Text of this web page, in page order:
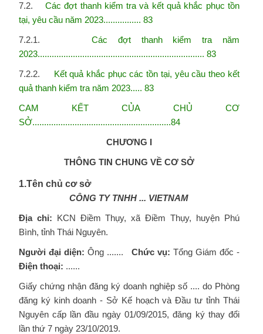
7.2. Các đợt thanh kiểm tra và kết quả khắc phục tồn
tại, yêu cầu năm 2023................ 83
7.2.1.Các đợt thanh kiểm tra năm
2023....................................................................... 83
7.2.2. Kết quả khắc phục các tồn tại, yêu cầu theo kết
quả thanh kiểm tra năm 2023..... 83
CAM KẾT CỦA CHỦ CƠ
SỞ...........................................................84
CHƯƠNG I
THÔNG TIN CHUNG VỀ CƠ SỞ
1.Tên chủ cơ sở
CÔNG TY TNHH ... VIETNAM
Địa chỉ: KCN Điềm Thụy, xã Điềm Thụy, huyện Phú
Bình, tỉnh Thái Nguyên.
Người đại diện: Ông .......Chức vụ:Tổng Giám đốc -
Điện thoại: ......
Giấy chứng nhận đăng ký doanh nghiệp số .... do Phòng
đăng ký kinh doanh - Sở Kế hoạch và Đầu tư tỉnh Thái
Nguyên cấp lần đầu ngày 01/09/2015, đăng ký thay đổi
lần thứ 7 ngày 23/10/2019.